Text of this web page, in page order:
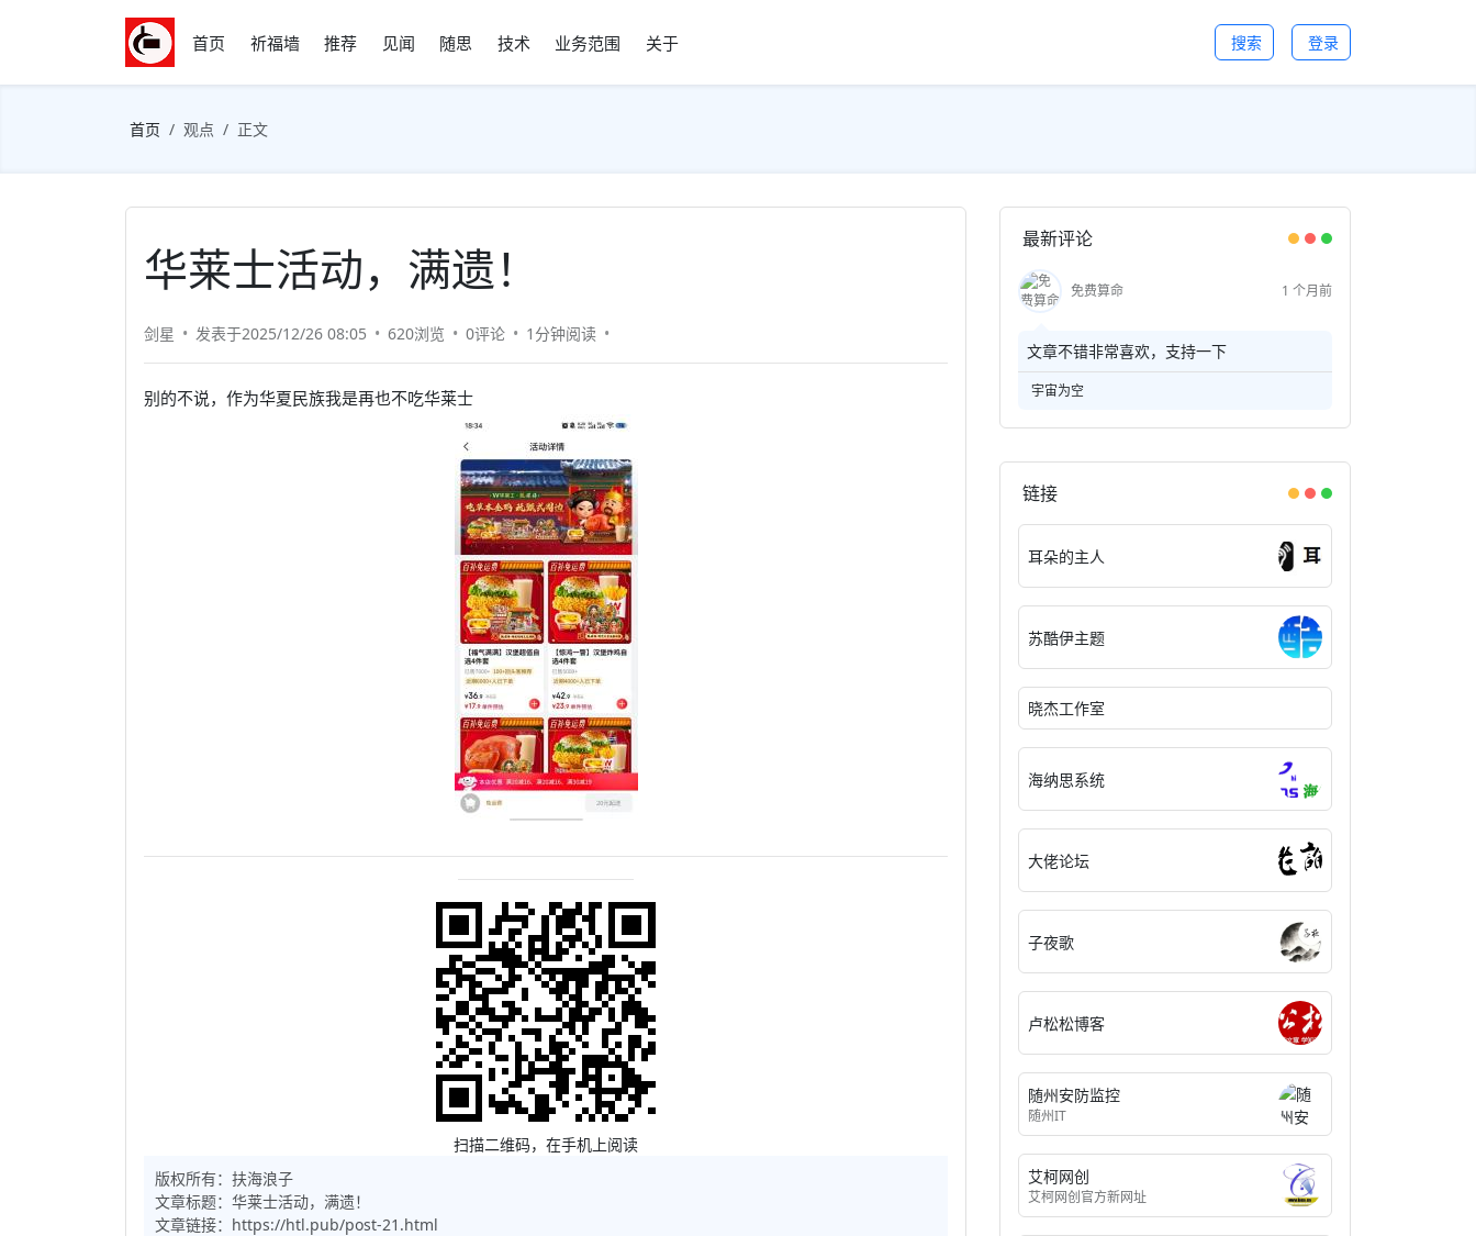
首页 祈福墙 推荐 见闻 随思 技术 业务范围 关于 搜索 登录
首页 观点 正文
华莱士活动，满遗！
剑星 发表于2025/12/26 08:05 620浏览 0评论 1分钟阅读
别的不说，作为华夏民族我是再也不吃华莱士
扫描二维码，在手机上阅读
版权所有： 扶海浪子
文章标题： 华莱士活动，满遗！
文章链接：https://htl.pub/post-21.html
最新评论
免费算命 1 个月前
文章不错非常喜欢，支持一下
宇宙为空
链接
耳朵的主人
苏酷伊主题
晓杰工作室
海纳思系统
大佬论坛
子夜歌
卢松松博客
随州安防监控
随州IT
艾柯网创
艾柯网创官方新网址